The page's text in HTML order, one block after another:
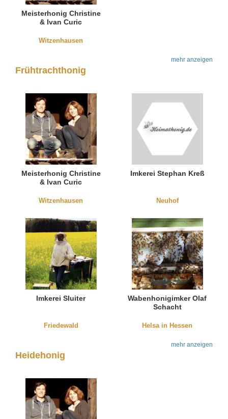
Meisterhonig Christine
& Ivan Curic
Witzenhausen
mehr anzeigen
Frühtrachthonig
Meisterhonig Christine
& Ivan Curic
Witzenhausen
Imkerei Stephan Kreß
Neuhof
Imkerei Sluiter
Friedewald
Wabenhonigimker Olaf
Schacht
Helsa in Hessen
mehr anzeigen
Heidehonig